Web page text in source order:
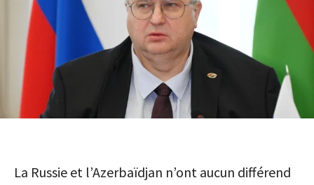
La Russie et l’Azerbaïdjan n’ont aucun différend